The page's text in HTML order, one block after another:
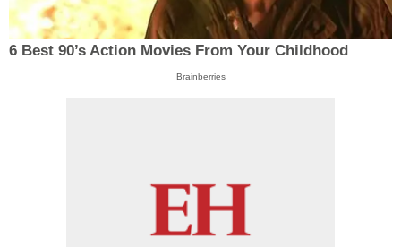
6 Best 90’s Action Movies From Your Childhood
Brainberries